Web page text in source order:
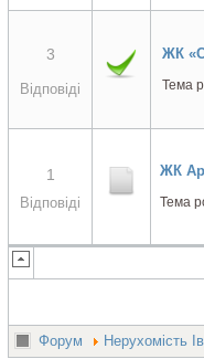
3
Відповіді
ЖК
Тема
1
Відповіді
ЖК
Тема
Форум Нерухомість